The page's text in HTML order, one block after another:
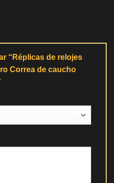
“Réplicas de relojes
Correa de caucho